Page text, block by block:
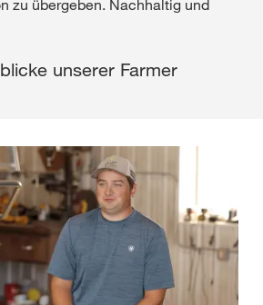
zu übergeben. Nachhaltig und
unserer Farmer